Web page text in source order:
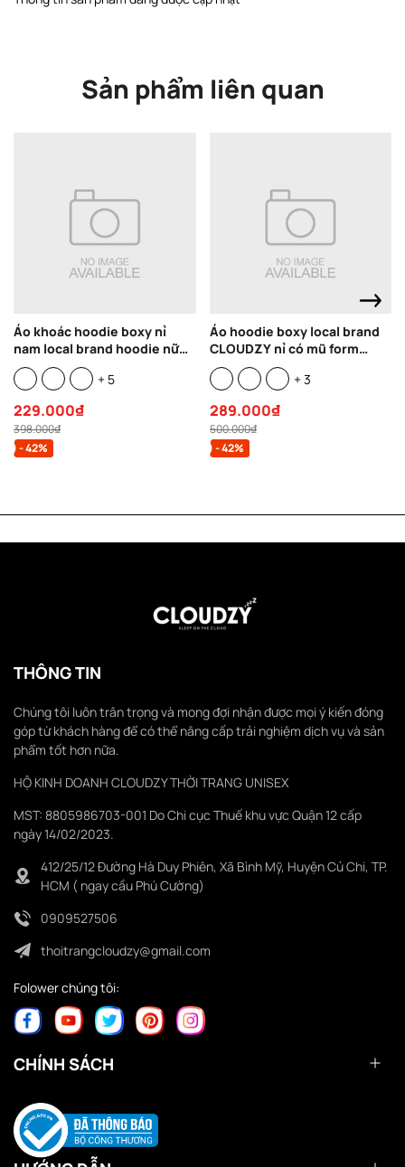
Sản phẩm liên quan
Áo khoác hoodie boxy nỉ
nam local brand hoodie nữ
unisex form rộng basic tay
phồng CLOUDZY STICKER
+ 5
229.000₫
398.000₫
- 42%
Áo hoodie boxy local brand
CLOUDZY nỉ có mũ form
thụng cao cấp in logo chữ ký
áo khoác nỉ thời trang đường
+ 3
289.000₫
500.000₫
- 42%
THÔNG TIN
Chúng tôi luôn trân trọng và mong đợi nhận được mọi ý kiến đóng
góp từ khách hàng để có thể nâng cấp trải nghiệm dịch vụ và sản
phẩm tốt hơn nữa.
HỘ KINH DOANH CLOUDZY THỜI TRANG UNISEX
MST: 8805986703-001 Do Chi cục Thuế khu vực Quận 12 cấp
ngày 14/02/2023.
412/25/12 Đường Hà Duy Phiên, Xã Bình Mỹ, Huyện Củ Chi, TP.
HCM ( ngay cầu Phú Cường)
0909527506
thoitrangcloudzy@gmail.com
Folower chúng tôi:
CHÍNH SÁCH